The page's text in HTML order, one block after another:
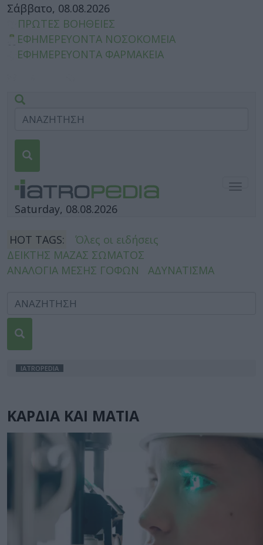
Σάββατο, 08.08.2026
ΠΡΩΤΕΣ ΒΟΗΘΕΙΕΣ
ΕΦΗΜΕΡΕΥΟΝΤΑ ΝΟΣΟΚΟΜΕΙΑ
ΕΦΗΜΕΡΕΥΟΝΤΑ ΦΑΡΜΑΚΕΙΑ
Saturday, 08.08.2026
HOT TAGS:
Όλες οι ειδήσεις
ΔΕΙΚΤΗΣ ΜΑΖΑΣ ΣΩΜΑΤΟΣ
ΑΝΑΛΟΓΙΑ ΜΕΣΗΣ ΓΟΦΩΝ
ΑΔΥΝΑΤΙΣΜΑ
IATROPEDIA
ΚΑΡΔΙΑ ΚΑΙ ΜΑΤΙΑ